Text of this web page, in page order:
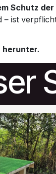
Schutz der
ist
herunter.